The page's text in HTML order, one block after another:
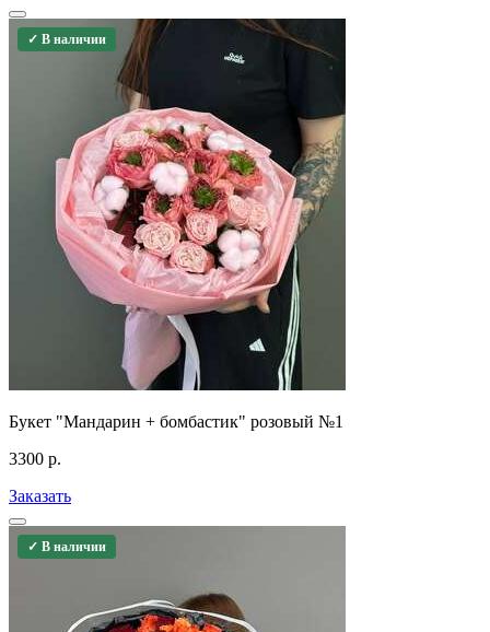
✓ В наличии
Букет "Мандарин + бомбастик" розовый №1
3300 р.
Заказать
✓ В наличии